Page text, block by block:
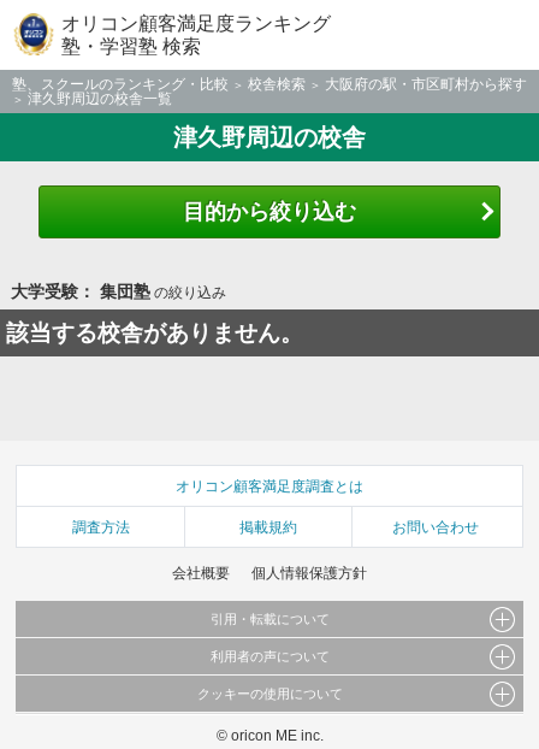
オリコン顧客満足度ランキング
塾・学習塾 検索
塾、スクールのランキング・比較 校舎検索
大阪府の駅・市区町村から探す
津久野周辺の校舎一覧
津久野周辺の校舎
目的から絞り込む
大学受験： 集団塾の絞り込み
該当する校舎がありません。
オリコン顧客満足度調査とは
調査方法 掲載規約 お問い合わせ
会社概要 個人情報保護方針
引用・転載について
当サイトで公開されている情報（文字、写真、イラスト、画像データ等）及びこれらの配
これらの情報を権利者の許可なく無断転載・複製などの二次利用を行うことは固く禁じて
利用者の声について
当サイトに掲載している内容はすべてサービスの利用者が提出された見解・感想です。
弊社の見解・ 意見ではないことをご理解いただいた上でご覧ください。
クッキーの使用について
このサイトでは Cookie を使用して、ユーザーに合わせたコンテンツや広告の表示、ソー
© oricon ME inc.